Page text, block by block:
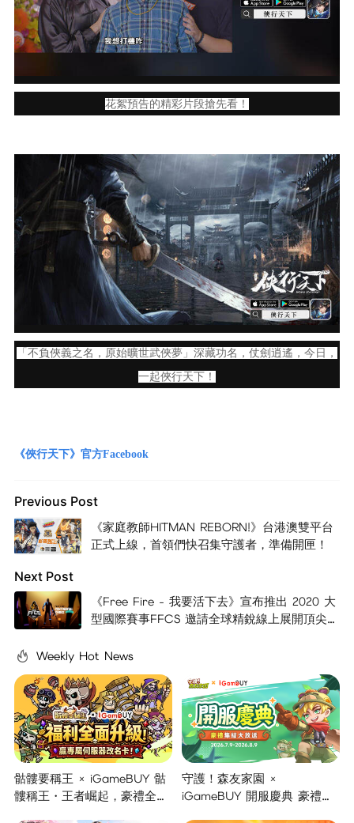
花絮預告的精彩片段搶先看！
「不負俠義之名，原始曠世武俠夢」深藏功名，仗劍逍遙，今日，
一起俠行天下！
《俠行天下》官方Facebook
Previous Post
《家庭教師HITMAN REBORN!》台港澳雙平台
正式上線，首領們快召集守護者，準備開匣！
Next Post
《Free Fire - 我要活下去》宣布推出 2020 大
型國際賽事FFCS 邀請全球精銳線上展開頂尖對
Weekly Hot News
骷髏要稱王 × iGameBUY 骷
髏稱王・王者崛起，豪禮全面
守護！森友家園 ×
iGameBUY 開服慶典 豪禮集